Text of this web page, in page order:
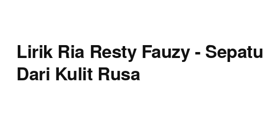
Lirik Ria Resty Fauzy - Sepatu
Dari Kulit Rusa